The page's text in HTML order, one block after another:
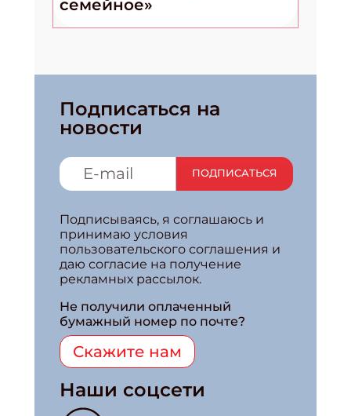
семейное»
Подписаться на
новости
ПОДПИСАТЬСЯ
Подписываясь, я соглашаюсь и
принимаю условия
пользовательского соглашения и
даю согласие на получение
рекламных рассылок.
Не получили оплаченный
бумажный номер по почте?
Скажите нам
Наши соцсети